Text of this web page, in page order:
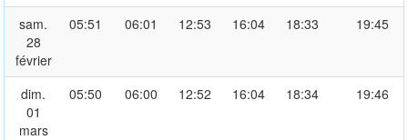
sam.
28
février
05:51 06:01 12:53 16:04 18:33 19:45
dim.
01
mars
05:50 06:00 12:52 16:04 18:34 19:46